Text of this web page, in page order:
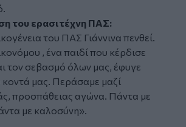
του ερασιτέχνη ΠΑΣ:
του ΠΑΣ Γιάννινα πενθεί.
, ένα παιδί που κέρδισε
τον σεβασμό όλων μας, έφυγε
μας. Περάσαμε μαζί
προσπάθειας αγώνα. Πάντα με
με καλοσύνη».